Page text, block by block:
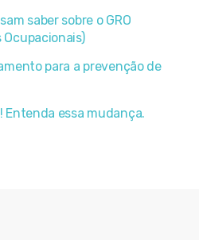
saber sobre o GRO
para a prevenção de
Entenda essa mudança.